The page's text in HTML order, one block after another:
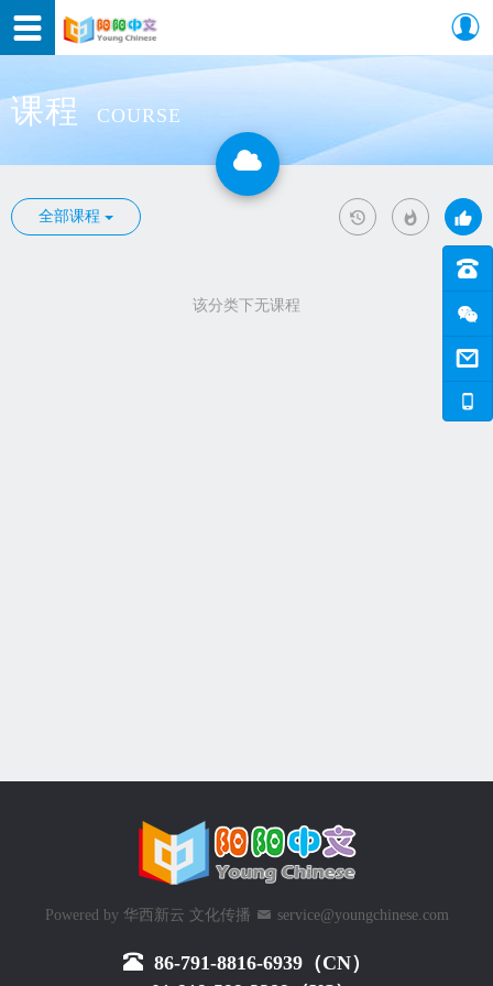
课程 COURSE
全部课程
该分类下无课程
Powered by 华西新云 文化传播 service@youngchinese.com
86-791-8816-6939（CN）